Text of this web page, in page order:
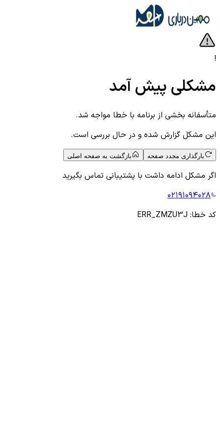
!
مشکلی پیش آمد
متأسفانه بخشی از برنامه با خطا مواجه شد.
این مشکل گزارش شده و در حال بررسی است.
بارگذاری مجدد صفحه بازگشت به صفحه اصلی
اگر مشکل ادامه داشت با پشتیبانی تماس بگیرید
۰۲۱۹۱۰۹۴۰۲۸
کد خطا: ERR_ZMZU3J